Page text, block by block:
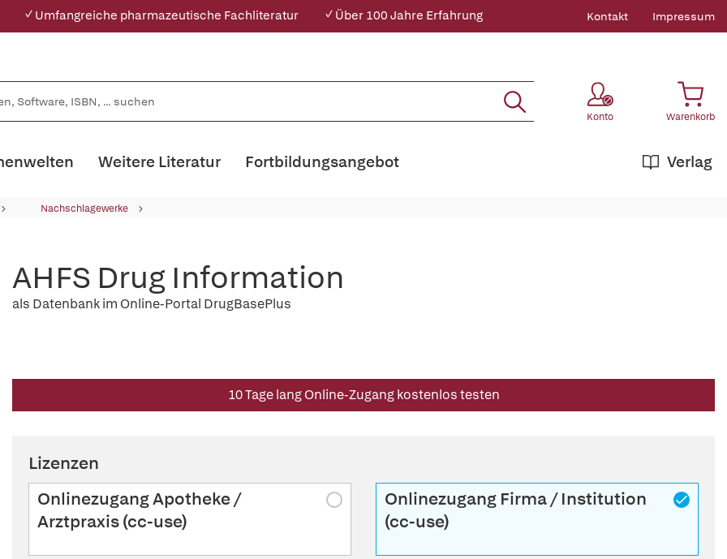
✓ Umfangreiche pharmazeutische Fachliteratur ✓ Über 100 Jahre Erfahrung Kontakt Impressum
Konto Warenkorb
Weitere Literatur Verlag
Fortbildungsangebot
Nachschlagewerke
AHFS Drug Information
als Datenbank im Online-Portal DrugBasePlus
10 Tage lang Online-Zugang kostenlos testen
Lizenzen
Onlinezugang Apotheke /
Arztpraxis (cc-use)
Onlinezugang Firma / Institution
(cc-use)